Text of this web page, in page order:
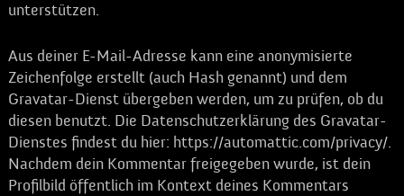
unterstützen.
Aus deiner E-Mail-Adresse kann eine anonymisierte
Zeichenfolge erstellt (auch Hash genannt) und dem
Gravatar-Dienst übergeben werden, um zu prüfen, ob du
diesen benutzt. Die Datenschutzerklärung des Gravatar-
Dienstes findest du hier: https://automattic.com/privacy/.
Nachdem dein Kommentar freigegeben wurde, ist dein
Profilbild öffentlich im Kontext deines Kommentars